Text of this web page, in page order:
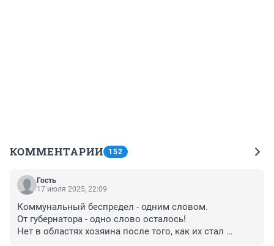
КОММЕНТАРИИ 152
Гость
17 июля 2025, 22:09
Коммунальный беспредел - одним словом.
От губернатора - одно слово осталось!
Нет в областях хозяина после того, как их стал